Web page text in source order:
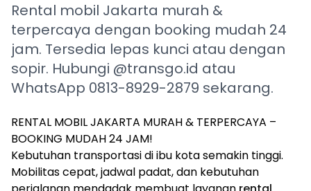
Rental mobil Jakarta murah &
terpercaya dengan booking mudah 24
jam. Tersedia lepas kunci atau dengan
sopir. Hubungi @transgo.id atau
WhatsApp 0813-8929-2879 sekarang.
RENTAL MOBIL JAKARTA MURAH & TERPERCAYA –
BOOKING MUDAH 24 JAM!
Kebutuhan transportasi di ibu kota semakin tinggi.
Mobilitas cepat, jadwal padat, dan kebutuhan